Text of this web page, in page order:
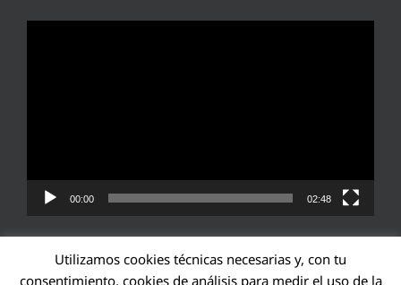
00:00 02:48
Utilizamos cookies técnicas necesarias y, con tu
consentimiento, cookies de análisis para medir el uso de la